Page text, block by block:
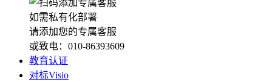
如需私有化部署
请添加您的专属客服
或致电：010-86393609
教育认证
对标Visio